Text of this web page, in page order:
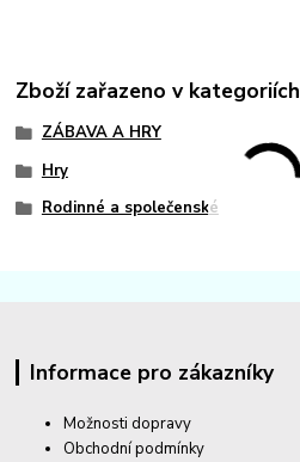
Zboží zařazeno v kategoriích
ZÁBAVA A HRY
Hry
Rodinné a společenské
Informace pro zákazníky
Možnosti dopravy
Obchodní podmínky